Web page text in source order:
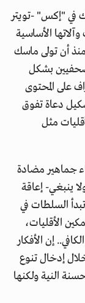
في "إكس" -تويتر
الأساسية
أن تولى ماسك
ماسك الصحفيين بشكل
على المحتوى
دعاة تفوق
مثل
جماهير مضادة
ينبغي- إعاقة
تبدأ السلطات في
الأقليات،
إن الأفكار
إدخال تنوع
النية ولكنها